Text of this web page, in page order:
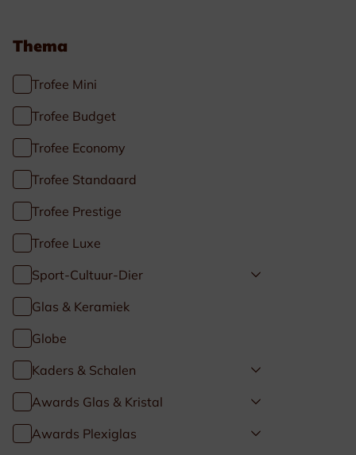
Thema
Trofee Mini
Trofee Budget
Trofee Economy
Trofee Standaard
Trofee Prestige
Trofee Luxe
Sport-Cultuur-Dier
Glas & Keramiek
Globe
Kaders & Schalen
Awards Glas & Kristal
Awards Plexiglas